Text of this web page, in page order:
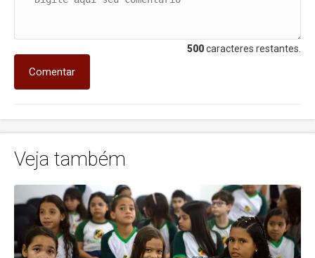
500caracteres restantes.
Comentar
Veja também